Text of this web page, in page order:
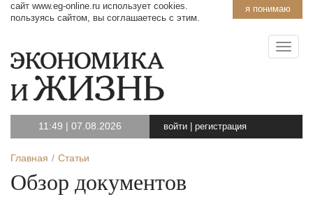
я понимаю
сайт www.eg-online.ru использует cookies.
пользуясь сайтом, вы соглашаетесь с этим.
11:49 | 07.08.2026 войти регистрация
Главная Статьи
Обзор документов